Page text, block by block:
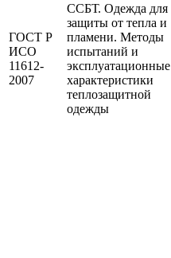
ГОСТ Р
ИСО
11612-
2007
ССБТ. Одежда для
защиты от тепла и
пламени. Методы
испытаний и
эксплуатационные
характеристики
теплозащитной
одежды